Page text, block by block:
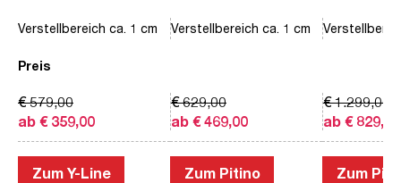
Preis
Verstellbereich ca. 1 cm
ab € 359,00
€ 579,00
Zum Y-Line
Verstellbereich ca. 1 cm
ab € 469,00
€ 629,00
Zum Pitino
ab € 829,00
€ 1.299,00
Zum